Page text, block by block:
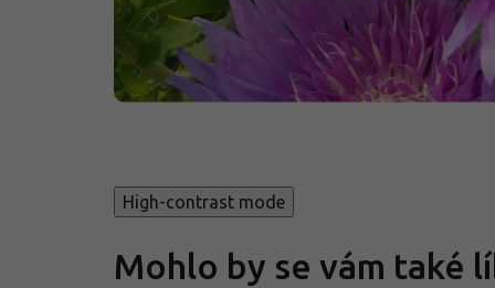
High-contrast mode
Mohlo by se vám také